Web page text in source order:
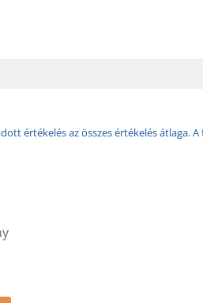
értékelés az összes értékelés átlaga.